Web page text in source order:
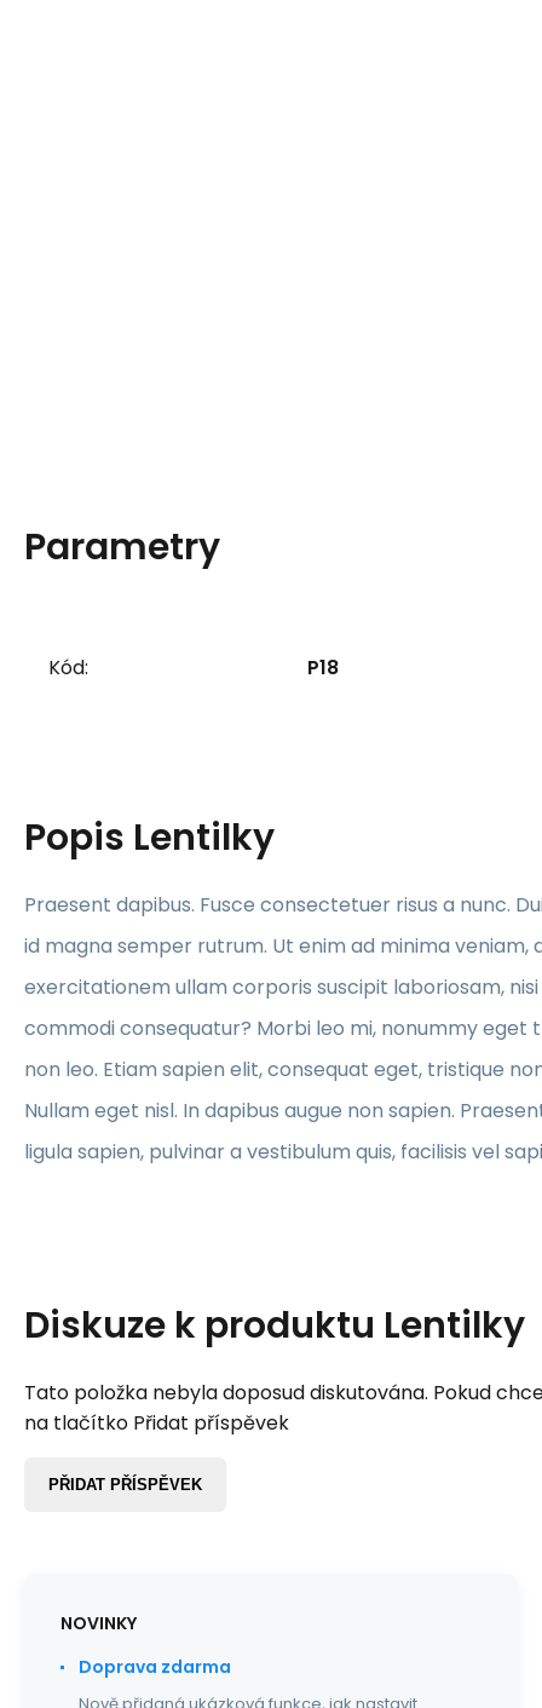
Parametry
Kód: P18
Popis Lentilky
Praesent dapibus. Fusce consectetuer risus a nunc.
id magna semper rutrum. Ut enim ad minima veniam,
exercitationem ullam corporis suscipit laboriosam, nisi
commodi consequatur? Morbi leo mi, nonummy eget
non leo. Etiam sapien elit, consequat eget, tristique
Nullam eget nisl. In dapibus augue non sapien.
ligula sapien, pulvinar a vestibulum quis, facilisis vel
Diskuze k produktu Lentilky
Tato položka nebyla doposud diskutována. Pokud
na tlačítko Přidat příspěvek
PŘIDAT PŘÍSPĚVEK
NOVINKY
Doprava zdarma
Nově přidaná ukázková funkce, jak nastavit